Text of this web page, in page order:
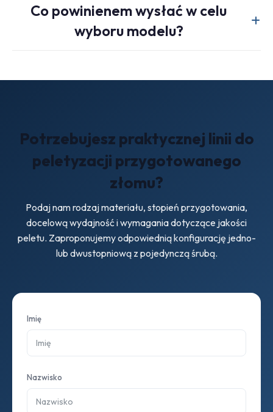
wykorzystywany jest zmieniacz sit. W przypadku
trudniejszych materiałów wsadowych może być konieczne
Co powinienem wysłać w celu
wyboru modelu?
Potrzebujesz praktycznej linii do
peletyzacji przygotowanego
złomu?
Podaj nam rodzaj materiału, stopień przygotowania,
docelową wydajność i wymagania dotyczące jakości
peletu. Zaproponujemy odpowiednią konfigurację jedno-
lub dwustopniową z pojedynczą śrubą.
Imię
Nazwisko